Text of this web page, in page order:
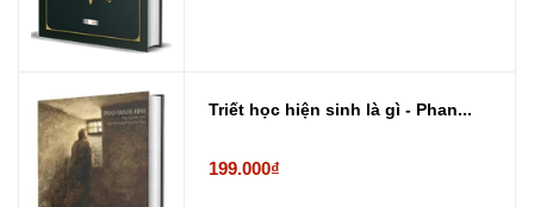
Triết học hiện sinh là gì - Phan...
199.000₫